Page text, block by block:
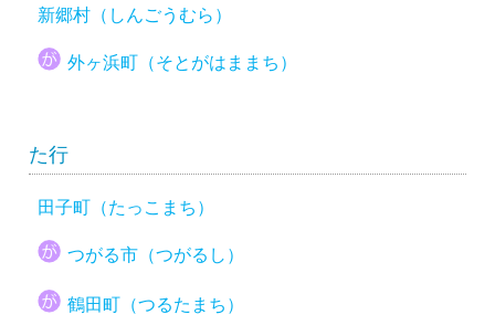
新郷村（しんごうむら）
外ヶ浜町（そとがはままち）
た行
田子町（たっこまち）
つがる市（つがるし）
鶴田町（つるたまち）